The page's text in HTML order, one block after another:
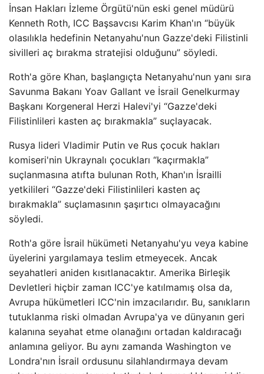
İnsan Hakları İzleme Örgütü'nün eski genel müdürü
Kenneth Roth, ICC Başsavcısı Karim Khan'ın “büyük
olasılıkla hedefinin Netanyahu'nun Gazze'deki Filistinli
sivilleri aç bırakma stratejisi olduğunu” söyledi.
Roth'a göre Khan, başlangıçta Netanyahu'nun yanı sıra
Savunma Bakanı Yoav Gallant ve İsrail Genelkurmay
Başkanı Korgeneral Herzi Halevi'yi “Gazze'deki
Filistinlileri kasten aç bırakmakla” suçlayacak.
Rusya lideri Vladimir Putin ve Rus çocuk hakları
komiseri'nin Ukraynalı çocukları “kaçırmakla”
suçlanmasına atıfta bulunan Roth, Khan'ın İsrailli
yetkilileri “Gazze'deki Filistinlileri kasten aç
bırakmakla” suçlamasının şaşırtıcı olmayacağını
söyledi.
Roth'a göre İsrail hükümeti Netanyahu'yu veya kabine
üyelerini yargılamaya teslim etmeyecek. Ancak
seyahatleri aniden kısıtlanacaktır. Amerika Birleşik
Devletleri hiçbir zaman ICC'ye katılmamış olsa da,
Avrupa hükümetleri ICC'nin imzacılarıdır. Bu, sanıkların
tutuklanma riski olmadan Avrupa'ya ve dünyanın geri
kalanına seyahat etme olanağını ortadan kaldıracağı
anlamına geliyor. Bu aynı zamanda Washington ve
Londra'nın İsrail ordusunu silahlandırmaya devam